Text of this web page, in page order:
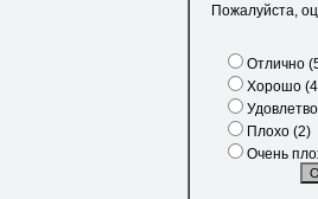
Пожалуйста,
Отлично
Хорошо
Плохо (2)
Очень